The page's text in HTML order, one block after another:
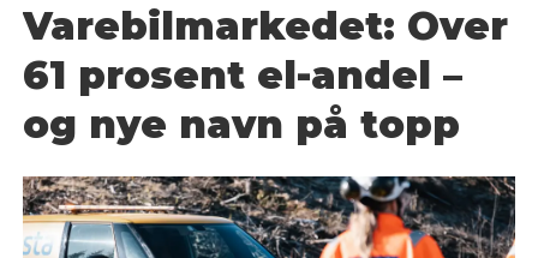
Varebilmarkedet: Over
61 prosent el-andel –
og nye navn på topp